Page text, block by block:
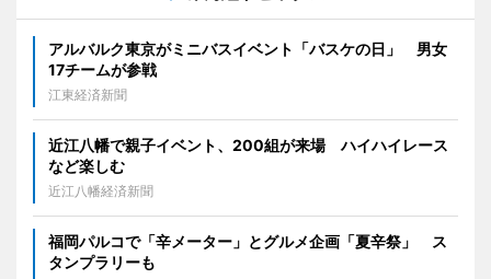
アルバルク東京がミニバスイベント「バスケの日」 男女
17チームが参戦
江東経済新聞
近江八幡で親子イベント、200組が来場 ハイハイレース
など楽しむ
近江八幡経済新聞
福岡パルコで「辛メーター」とグルメ企画「夏辛祭」 ス
タンプラリーも